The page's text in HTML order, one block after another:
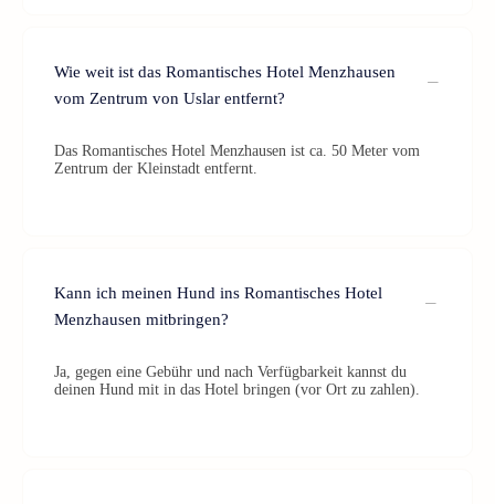
Wie weit ist das Romantisches Hotel Menzhausen
vom Zentrum von Uslar entfernt?
Das Romantisches Hotel Menzhausen ist ca. 50 Meter vom
Zentrum der Kleinstadt entfernt.
Kann ich meinen Hund ins Romantisches Hotel
Menzhausen mitbringen?
Ja, gegen eine Gebühr und nach Verfügbarkeit kannst du
deinen Hund mit in das Hotel bringen (vor Ort zu zahlen).